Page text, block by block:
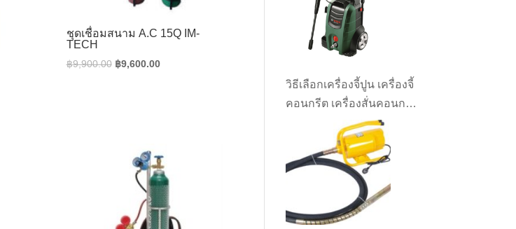
ชุดเชื่อมสนาม A.C 15Q IM-
TECH
฿9,900.00 Original
฿9,600.00Current
วิธีเลือกเครื่องจี้ปูน เครื่องจี้
คอนกรีต เครื่องสั่นคอนกรีต
ให้เหมาะกับงาน